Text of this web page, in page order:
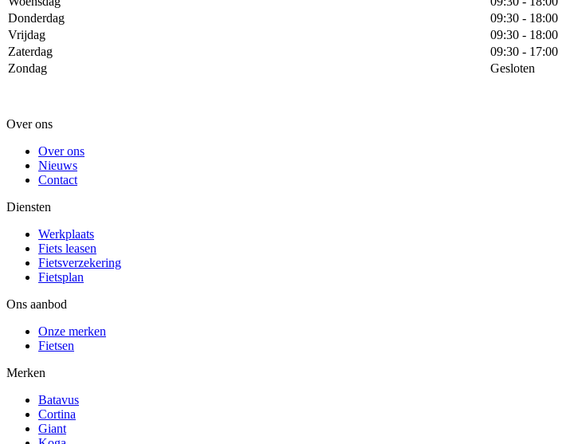
Donderdag
09:30 - 18:00
Vrijdag
09:30 - 18:00
Zaterdag
09:30 - 17:00
Zondag
Gesloten
Over ons
Over ons
Nieuws
Contact
Diensten
Werkplaats
Fiets leasen
Fietsverzekering
Fietsplan
Ons aanbod
Onze merken
Fietsen
Merken
Batavus
Cortina
Giant